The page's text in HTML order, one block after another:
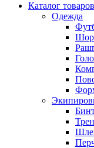
Каталог товаров
Одежда